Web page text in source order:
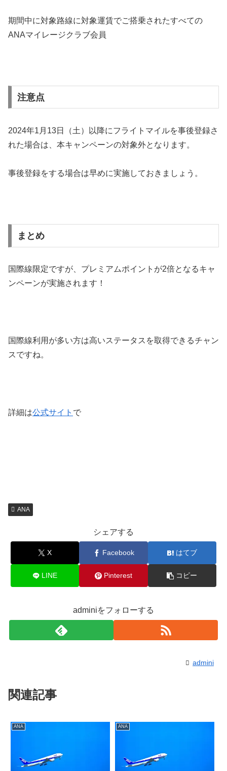
期間中に対象路線に対象運賃でご搭乗されたすべての
ANAマイレージクラブ会員
注意点
2024年1月13日（土）以降にフライトマイルを事後登録さ
れた場合は、本キャンペーンの対象外となります。
事後登録をする場合は早めに実施しておきましょう。
まとめ
国際線限定ですが、プレミアムポイントが2倍となるキャ
ンペーンが実施されます！
国際線利用が多い方は高いステータスを取得できるチャン
スですね。
詳細は公式サイト で
ANA
シェアする
X Facebook はてブ
LINE Pinterest コピー
adminiをフォローする
admini
関連記事
ANA ANA